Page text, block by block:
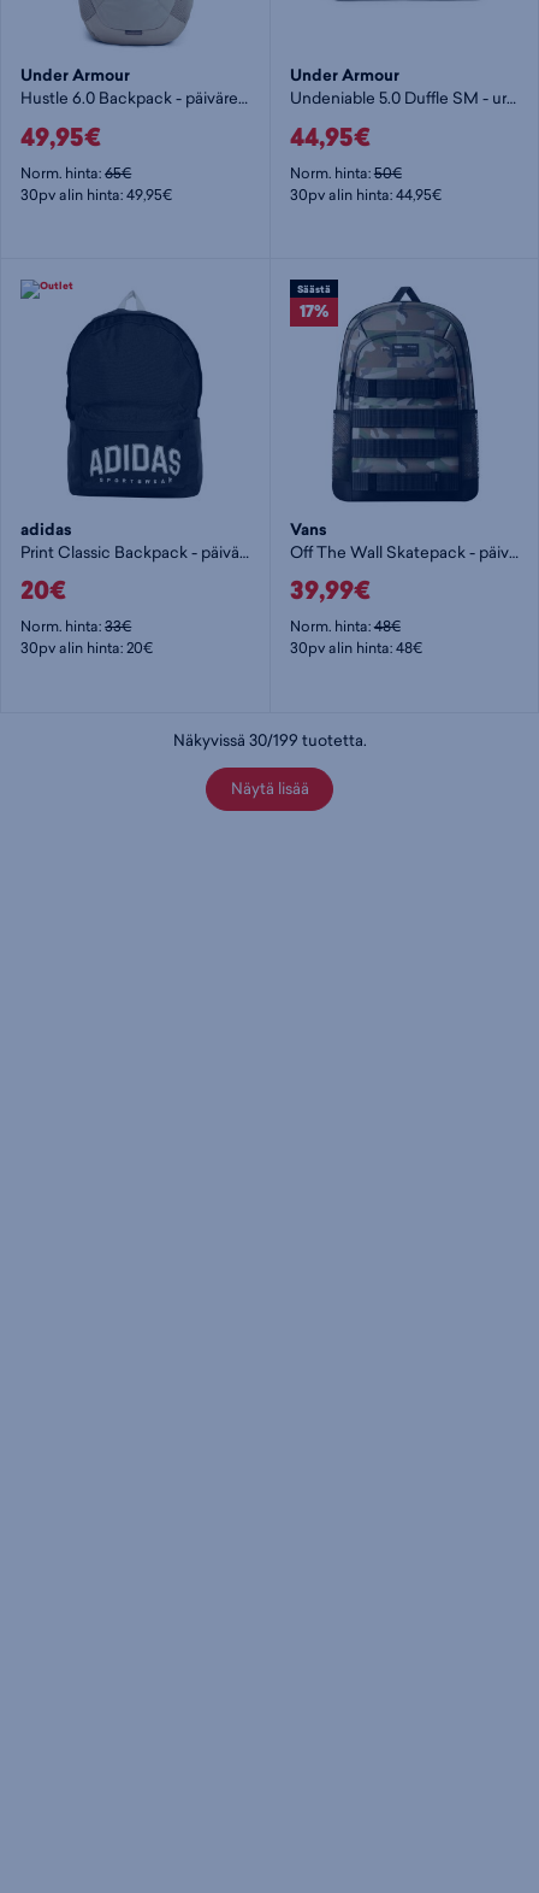
Under Armour
Hustle 6.0 Backpack - päiväreppu
49,95€
Norm. hinta:65€
30pv alin hinta: 49,95€
Under Armour
Undeniable 5.0 Duffle SM - urheilukassi
44,95€
Norm. hinta:50€
30pv alin hinta: 44,95€
adidas
Print Classic Backpack - päiväreppu
20€
Norm. hinta:33€
30pv alin hinta: 20€
Säästä
17%
Vans
Off The Wall Skatepack - päiväreppu
39,99€
Norm. hinta:48€
30pv alin hinta: 48€
Näkyvissä 30/199 tuotetta.
Näytä lisää